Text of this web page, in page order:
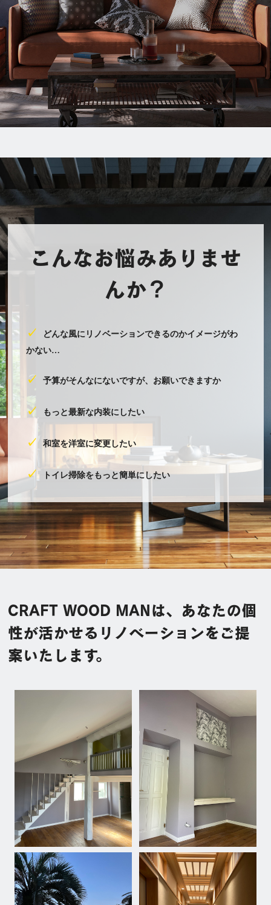
こんなお悩みありませ
んか？
✓
どんな風にリノベーションできるのかイメージがわ
かない…
✓ 予算がそんなにないですが、お願いできますか
✓ もっと最新な内装にしたい
✓ 和室を洋室に変更したい
✓ トイレ掃除をもっと簡単にしたい
CRAFT WOOD MANは、あなたの個
性が活かせるリノベーションをご提
案いたします。